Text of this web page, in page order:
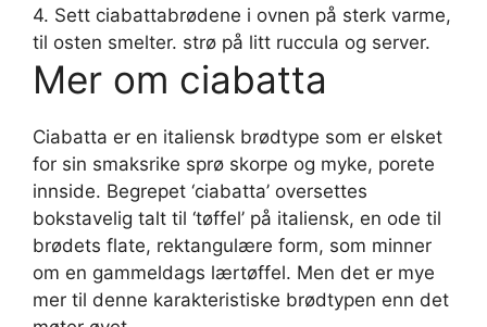
4. Sett ciabattabrødene i ovnen på sterk varme,
til osten smelter. strø på litt ruccula og server.
Mer om ciabatta
Ciabatta er en italiensk brødtype som er elsket
for sin smaksrike sprø skorpe og myke, porete
innside. Begrepet ‘ciabatta’ oversettes
bokstavelig talt til ‘tøffel’ på italiensk, en ode til
brødets flate, rektangulære form, som minner
om en gammeldags lærtøffel. Men det er mye
mer til denne karakteristiske brødtypen enn det